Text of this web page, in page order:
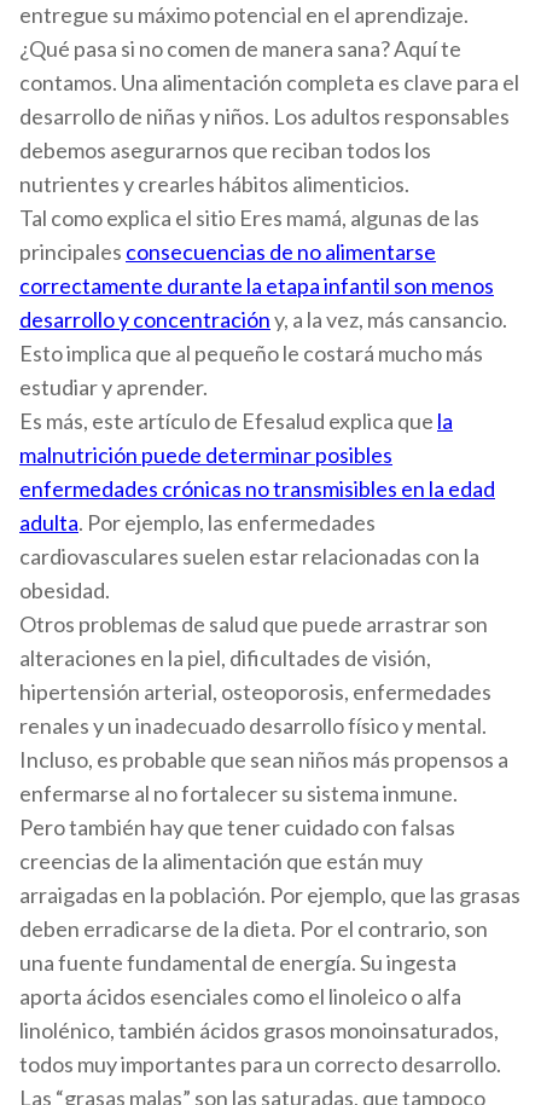
entregue su máximo potencial en el aprendizaje.
¿Qué pasa si no comen de manera sana? Aquí te
contamos. Una alimentación completa es clave para el
desarrollo de niñas y niños. Los adultos responsables
debemos asegurarnos que reciban todos los
nutrientes y crearles hábitos alimenticios.
Tal como explica el sitio Eres mamá, algunas de las
principales consecuencias de no alimentarse
correctamente durante la etapa infantil son menos
desarrollo y concentracióny, a la vez, más cansancio.
Esto implica que al pequeño le costará mucho más
estudiar y aprender.
Es más, este artículo de Efesalud explica que la
malnutrición puede determinar posibles
enfermedades crónicas no transmisibles en la edad
adulta. Por ejemplo, las enfermedades
cardiovasculares suelen estar relacionadas con la
obesidad.
Otros problemas de salud que puede arrastrar son
alteraciones en la piel, dificultades de visión,
hipertensión arterial, osteoporosis, enfermedades
renales y un inadecuado desarrollo físico y mental.
Incluso, es probable que sean niños más propensos a
enfermarse al no fortalecer su sistema inmune.
Pero también hay que tener cuidado con falsas
creencias de la alimentación que están muy
arraigadas en la población. Por ejemplo, que las grasas
deben erradicarse de la dieta. Por el contrario, son
una fuente fundamental de energía. Su ingesta
aporta ácidos esenciales como el linoleico o alfa
linolénico, también ácidos grasos monoinsaturados,
todos muy importantes para un correcto desarrollo.
Las “grasas malas” son las saturadas, que tampoco